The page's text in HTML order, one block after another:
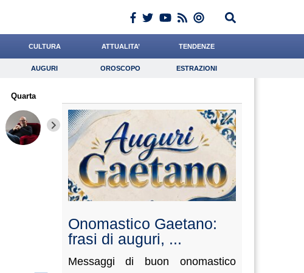
CULTURA ATTUALITA’ TENDENZE
Auguri Oroscopo Estrazioni
Giornalista
AUGURI OROSCOPO ESTRAZIONI
Quarta
Onomastico Gaetano:
frasi di auguri, ...
Messaggi di buon onomastico